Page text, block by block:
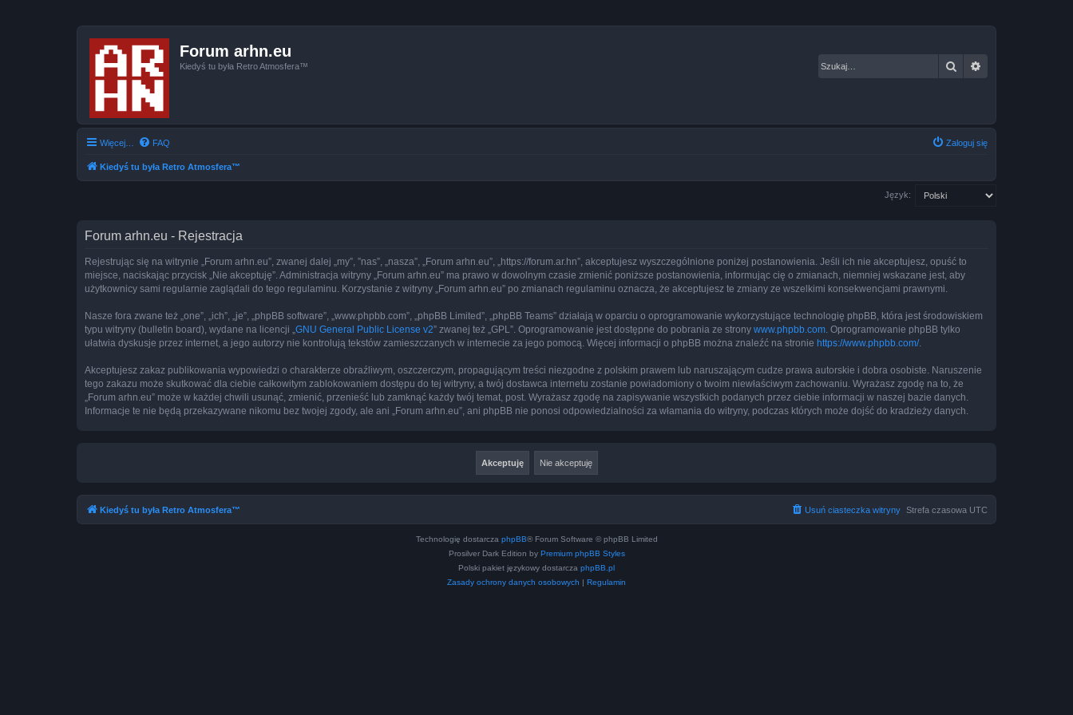
Forum arhn.eu
Kiedyś tu była Retro Atmosfera™ Szukaj
Więcej… FAQ Zaloguj się
Kiedyś tu była Retro Atmosfera™
Język:
Forum arhn.eu - Rejestracja
Rejestrując się na witrynie „Forum arhn.eu”, zwanej dalej „my”, ”nas”, „nasza”, „Forum arhn.eu”, „https://forum.ar.hn”, akceptujesz wyszczególnione poniżej postanowienia. Jeśli ich nie akceptujesz, opuść to
miejsce, naciskając przycisk „Nie akceptuję”. Administracja witryny „Forum arhn.eu” ma prawo w dowolnym czasie zmienić poniższe postanowienia, informując cię o zmianach, niemniej wskazane jest, aby
użytkownicy sami regularnie zaglądali do tego regulaminu. Korzystanie z witryny „Forum arhn.eu” po zmianach regulaminu oznacza, że akceptujesz te zmiany ze wszelkimi konsekwencjami prawnymi.
Nasze fora zwane też „one”, „ich”, „je”, „phpBB software”, „www.phpbb.com”, „phpBB Limited”, „phpBB Teams” działają w oparciu o oprogramowanie wykorzystujące technologię phpBB, która jest środowiskiem
typu witryny (bulletin board), wydane na licencji „ GNU General Public License v2” zwanej też „GPL”. Oprogramowanie jest dostępne do pobrania ze strony www.phpbb.com . Oprogramowanie phpBB tylko
ułatwia dyskusje przez internet, a jego autorzy nie kontrolują tekstów zamieszczanych w internecie za jego pomocą. Więcej informacji o phpBB można znaleźć na stronie https://www.phpbb.com/.
Akceptujesz zakaz publikowania wypowiedzi o charakterze obraźliwym, oszczerczym, propagującym treści niezgodne z polskim prawem lub naruszającym cudze prawa autorskie i dobra osobiste. Naruszenie
tego zakazu może skutkować dla ciebie całkowitym zablokowaniem dostępu do tej witryny, a twój dostawca internetu zostanie powiadomiony o twoim niewłaściwym zachowaniu. Wyrażasz zgodę na to, że
„Forum arhn.eu” może w każdej chwili usunąć, zmienić, przenieść lub zamknąć każdy twój temat, post. Wyrażasz zgodę na zapisywanie wszystkich podanych przez ciebie informacji w naszej bazie danych.
Informacje te nie będą przekazywane nikomu bez twojej zgody, ale ani „Forum arhn.eu”, ani phpBB nie ponosi odpowiedzialności za włamania do witryny, podczas których może dojść do kradzieży danych.
Kiedyś tu była Retro Atmosfera™ Strefa czasowa UTC
Usuń ciasteczka witryny
Technologię dostarcza phpBB® Forum Software © phpBB Limited
Prosilver Dark Edition by Premium phpBB Styles
Polski pakiet językowy dostarcza phpBB.pl
Zasady ochrony danych osobowych | Regulamin